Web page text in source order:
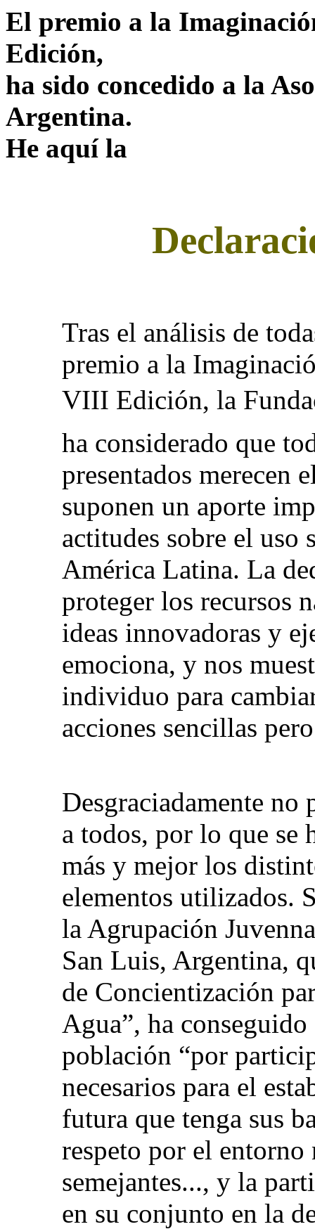
El premio a la
Edición,
ha sido concedido a la
Argentina.
He aquí la
Tras el análisis de
premio a la
VIII Edición, la
ha considerado que
presentados merecen
suponen un aporte
actitudes sobre el uso
América Latina. La
proteger los recursos
ideas innovadoras y
emociona, y nos
individuo para
acciones sencillas
Desgraciadamente no
a todos, por lo que se
más y mejor los
elementos utilizados.
la Agrupación
San Luis, Argentina,
de Concientización
Agua”, ha
población “por
necesarios para el
futura que tenga sus
respeto por el
semejantes..., y la
en su conjunto en la